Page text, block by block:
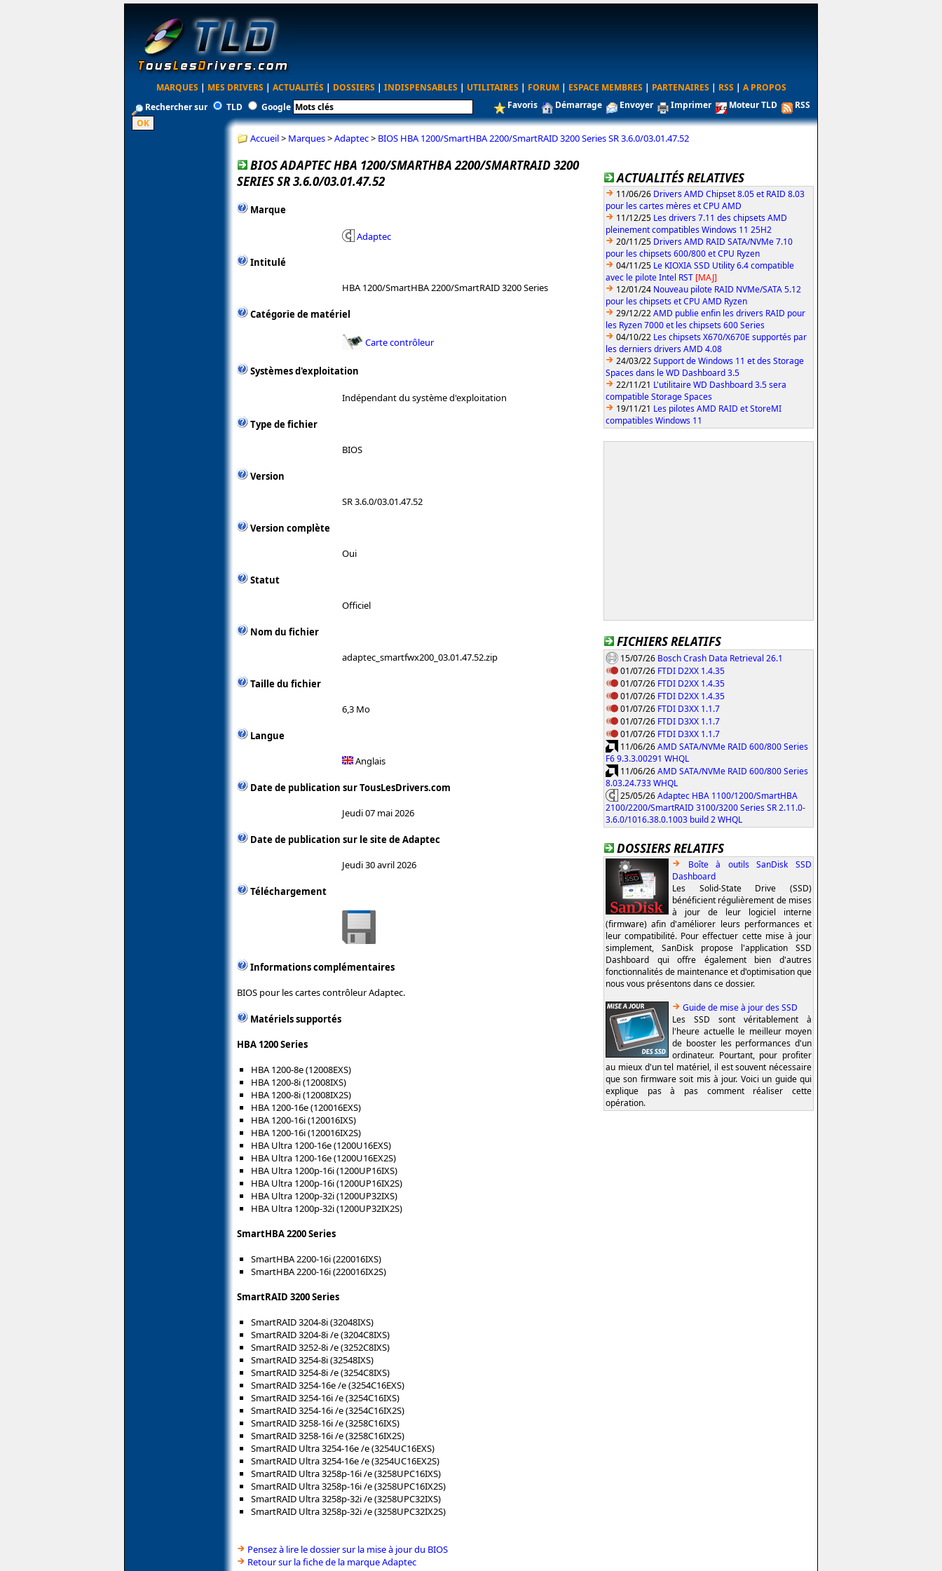
MARQUES | MES DRIVERS | ACTUALITÉS | DOSSIERS | INDISPENSABLES | UTILITAIRES | FORUM | ESPACE MEMBRES | PARTENAIRES | RSS | A PROPOS
Rechercher sur
TLD Google Favoris Démarrage Envoyer Imprimer Moteur TLD RSS
Accueil> Marques>Adaptec> BIOS HBA 1200/SmartHBA 2200/SmartRAID 3200 Series SR 3.6.0/03.01.47.52
BIOS ADAPTEC HBA 1200/SMARTHBA 2200/SMARTRAID 3200
SERIES SR 3.6.0/03.01.47.52
Marque
Adaptec
Intitulé
HBA 1200/SmartHBA 2200/SmartRAID 3200 Series
Catégorie de matériel
Carte contrôleur
Systèmes d'exploitation
Indépendant du système d'exploitation
Type de fichier
BIOS
Version
SR 3.6.0/03.01.47.52
Version complète
Oui
Statut
Officiel
Nom du fichier
adaptec_smartfwx200_03.01.47.52.zip
Taille du fichier
6,3 Mo
Langue
Anglais
Date de publication sur TousLesDrivers.com
Jeudi 07 mai 2026
Date de publication sur le site de Adaptec
Jeudi 30 avril 2026
Téléchargement
Informations complémentaires
BIOS pour les cartes contrôleur Adaptec.
Matériels supportés
HBA 1200 Series
HBA 1200-8e (12008EXS)
HBA 1200-8i (12008IXS)
HBA 1200-8i (12008IX2S)
HBA 1200-16e (120016EXS)
HBA 1200-16i (120016IXS)
HBA 1200-16i (120016IX2S)
HBA Ultra 1200-16e (1200U16EXS)
HBA Ultra 1200-16e (1200U16EX2S)
HBA Ultra 1200p-16i (1200UP16IXS)
HBA Ultra 1200p-16i (1200UP16IX2S)
HBA Ultra 1200p-32i (1200UP32IXS)
HBA Ultra 1200p-32i (1200UP32IX2S)
SmartHBA 2200 Series
SmartHBA 2200-16i (220016IXS)
SmartHBA 2200-16i (220016IX2S)
SmartRAID 3200 Series
SmartRAID 3204-8i (32048IXS)
SmartRAID 3204-8i /e (3204C8IXS)
SmartRAID 3252-8i /e (3252C8IXS)
SmartRAID 3254-8i (32548IXS)
SmartRAID 3254-8i /e (3254C8IXS)
SmartRAID 3254-16e /e (3254C16EXS)
SmartRAID 3254-16i /e (3254C16IXS)
SmartRAID 3254-16i /e (3254C16IX2S)
SmartRAID 3258-16i /e (3258C16IXS)
SmartRAID 3258-16i /e (3258C16IX2S)
SmartRAID Ultra 3254-16e /e (3254UC16EXS)
SmartRAID Ultra 3254-16e /e (3254UC16EX2S)
SmartRAID Ultra 3258p-16i /e (3258UPC16IXS)
SmartRAID Ultra 3258p-16i /e (3258UPC16IX2S)
SmartRAID Ultra 3258p-32i /e (3258UPC32IXS)
SmartRAID Ultra 3258p-32i /e (3258UPC32IX2S)
Pensez à lire le dossier sur la mise à jour du BIOS
Retour sur la fiche de la marque Adaptec
ACTUALITÉS RELATIVES
11/06/26 Drivers AMD Chipset 8.05 et RAID 8.03
pour les cartes mères et CPU AMD
11/12/25 Les drivers 7.11 des chipsets AMD
pleinement compatibles Windows 11 25H2
20/11/25 Drivers AMD RAID SATA/NVMe 7.10
pour les chipsets 600/800 et CPU Ryzen
04/11/25 Le KIOXIA SSD Utility 6.4 compatible
avec le pilote Intel RST [MAJ]
12/01/24 Nouveau pilote RAID NVMe/SATA 5.12
pour les chipsets et CPU AMD Ryzen
29/12/22AMD publie enfin les drivers RAID pour
les Ryzen 7000 et les chipsets 600 Series
04/10/22 Les chipsets X670/X670E supportés par
les derniers drivers AMD 4.08
24/03/22Support de Windows 11 et des Storage
Spaces dans le WD Dashboard 3.5
22/11/21 L'utilitaire WD Dashboard 3.5 sera
compatible Storage Spaces
19/11/21 Les pilotes AMD RAID et StoreMI
compatibles Windows 11
FICHIERS RELATIFS
15/07/26 Bosch Crash Data Retrieval 26.1
01/07/26 FTDI D2XX 1.4.35
01/07/26 FTDI D2XX 1.4.35
01/07/26 FTDI D2XX 1.4.35
01/07/26 FTDI D3XX 1.1.7
01/07/26 FTDI D3XX 1.1.7
01/07/26 FTDI D3XX 1.1.7
11/06/26AMD SATA/NVMe RAID 600/800 Series
F6 9.3.3.00291 WHQL
11/06/26AMD SATA/NVMe RAID 600/800 Series
8.03.24.733 WHQL
25/05/26Adaptec HBA 1100/1200/SmartHBA
2100/2200/SmartRAID 3100/3200 Series SR 2.11.0-
3.6.0/1016.38.0.1003 build 2 WHQL
DOSSIERS RELATIFS
Boîte à outils SanDisk SSD
Dashboard
Les Solid-State Drive (SSD)
bénéficient régulièrement de mises
à jour de leur logiciel interne
(firmware) afin d'améliorer leurs performances et
leur compatibilité. Pour effectuer cette mise à jour
simplement, SanDisk propose l'application SSD
Dashboard qui offre également bien d'autres
fonctionnalités de maintenance et d'optimisation que
nous vous présentons dans ce dossier.
Guide de mise à jour des SSD
Les SSD sont véritablement à
l'heure actuelle le meilleur moyen
de booster les performances d'un
ordinateur. Pourtant, pour profiter
au mieux d'un tel matériel, il est souvent nécessaire
que son firmware soit mis à jour. Voici un guide qui
explique pas à pas comment réaliser cette
opération.